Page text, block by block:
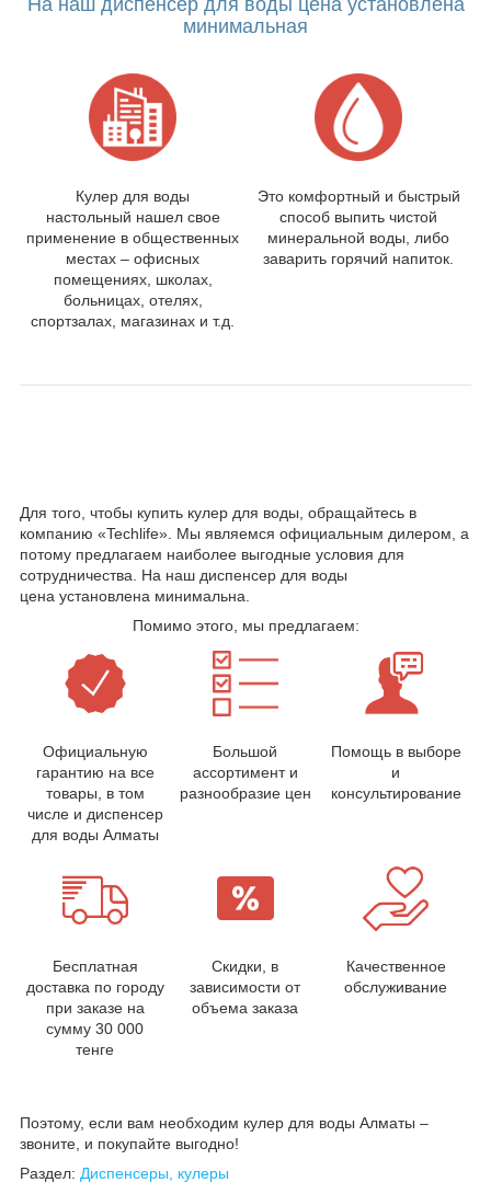
минимальная
Кулер для воды
настольный нашел свое
применение в общественных
местах – офисных
помещениях, школах,
больницах, отелях,
спортзалах, магазинах и т.д.
Это комфортный и быстрый
способ выпить чистой
минеральной воды, либо
заварить горячий напиток.
Для того, чтобы купить кулер для воды, обращайтесь в
компанию «Techlife». Мы являемся официальным дилером, а
потому предлагаем наиболее выгодные условия для
сотрудничества. На наш диспенсер для воды
цена установлена минимальна.
Помимо этого, мы предлагаем:
Официальную
гарантию на все
товары, в том
числе и диспенсер
для воды Алматы
Большой
ассортимент и
разнообразие цен
Помощь в выборе
и
консультирование
Бесплатная
доставка по городу
при заказе на
сумму 30 000
тенге
Скидки, в
зависимости от
объема заказа
Качественное
обслуживание
Поэтому, если вам необходим кулер для воды Алматы –
звоните, и покупайте выгодно!
Раздел: Диспенсеры, кулеры